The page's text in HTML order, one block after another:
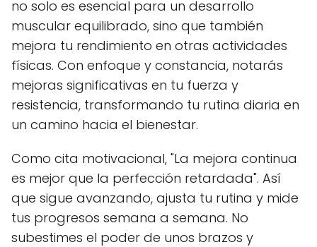
no solo es esencial para un desarrollo
muscular equilibrado, sino que también
mejora tu rendimiento en otras actividades
físicas. Con enfoque y constancia, notarás
mejoras significativas en tu fuerza y
resistencia, transformando tu rutina diaria en
un camino hacia el bienestar.
Como cita motivacional, "La mejora continua
es mejor que la perfección retardada". Así
que sigue avanzando, ajusta tu rutina y mide
tus progresos semana a semana. No
subestimes el poder de unos brazos y